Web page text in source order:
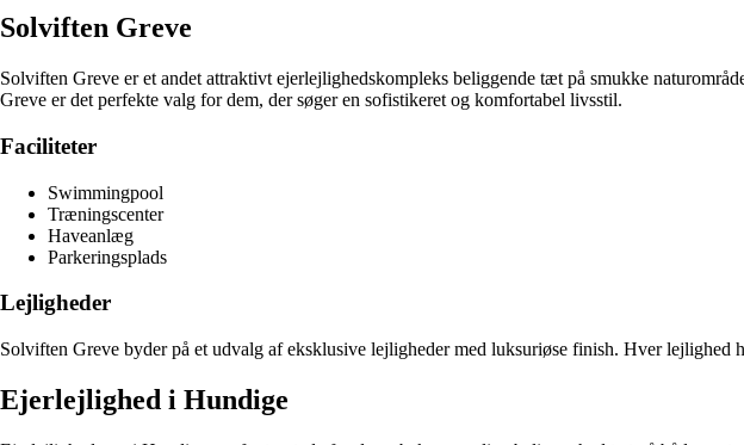
Solviften Greve
Solviften Greve er et andet attraktivt ejerlejlighedskompleks beliggende tæt på smukke
Greve er det perfekte valg for dem, der søger en sofistikeret og komfortabel livsstil.
Faciliteter
Swimmingpool
Træningscenter
Haveanlæg
Parkeringsplads
Lejligheder
Solviften Greve byder på et udvalg af eksklusive lejligheder med luksuriøse finish. Hver lejlighed
Ejerlejlighed i Hundige